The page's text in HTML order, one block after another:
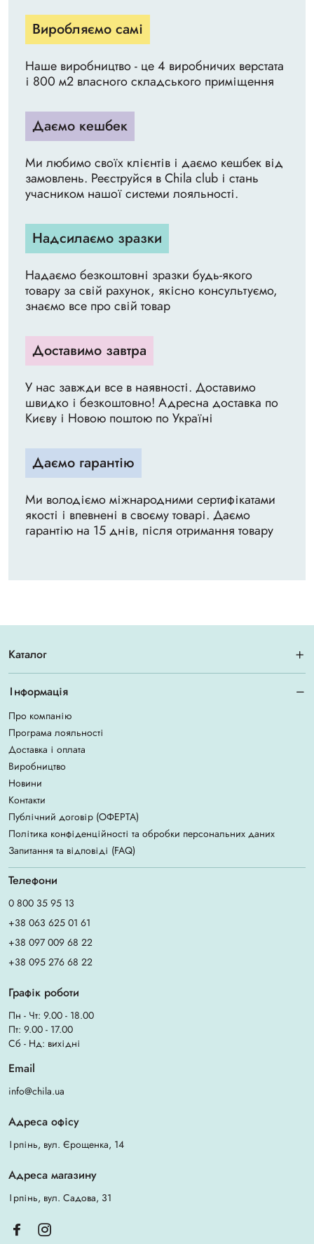
Виробляємо самі
Наше виробництво - це 4 виробничих верстата
і 800 м2 власного складського приміщення
Даємо кешбек
Ми любимо своїх клієнтів і даємо кешбек від
замовлень. Реєструйся в Chila club і стань
учасником нашої системи лояльності.
Надсилаємо зразки
Надаємо безкоштовні зразки будь-якого
товару за свій рахунок, якісно консультуємо,
знаємо все про свій товар
Доставимо завтра
У нас завжди все в наявності. Доставимо
швидко і безкоштовно! Адресна доставка по
Києву і Новою поштою по Україні
Даємо гарантію
Ми володіємо міжнародними сертифікатами
якості і впевнені в своєму товарі. Даємо
гарантію на 15 днів, після отримання товару
Каталог
Інформація
Про компанію
Програма лояльності
Доставка і оплата
Виробництво
Новини
Контакти
Публічний договір (ОФЕРТА)
Політика конфіденційності та обробки персональних даних
Запитання та відповіді (FAQ)
Телефони
0 800 35 95 13
+38 063 625 01 61
+38 097 009 68 22
+38 095 276 68 22
Графік роботи
Пн - Чт: 9.00 - 18.00
Пт: 9.00 - 17.00
Сб - Нд: вихідні
Email
info@chila.ua
Адреса офісу
Ірпінь, вул. Єрощенка, 14
Адреса магазину
Ірпінь, вул. Садова, 31